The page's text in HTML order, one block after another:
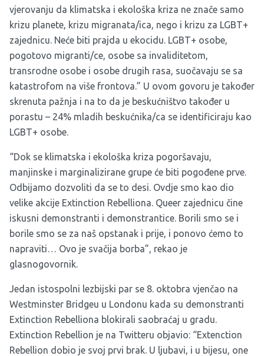
vjerovanju da klimatska i ekološka kriza ne znače samo
krizu planete, krizu migranata/ica, nego i krizu za LGBT+
zajednicu. Neće biti prajda u ekocidu. LGBT+ osobe,
pogotovo migranti/ce, osobe sa invaliditetom,
transrodne osobe i osobe drugih rasa, suočavaju se sa
katastrofom na više frontova.” U ovom govoru je također
skrenuta pažnja i na to da je beskućništvo također u
porastu – 24% mladih beskućnika/ca se identificiraju kao
LGBT+ osobe.
“Dok se klimatska i ekološka kriza pogoršavaju,
manjinske i marginalizirane grupe će biti pogođene prve.
Odbijamo dozvoliti da se to desi. Ovdje smo kao dio
velike akcije Extinction Rebelliona. Queer zajednicu čine
iskusni demonstranti i demonstrantice. Borili smo se i
borile smo se za naš opstanak i prije, i ponovo ćemo to
napraviti… Ovo je svačija borba”, rekao je
glasnogovornik.
Jedan istospolni lezbijski par se 8. oktobra vjenčao na
Westminster Bridgeu u Londonu kada su demonstranti
Extinction Rebelliona blokirali saobraćaj u gradu.
Extinction Rebellion je na Twitteru objavio: “Extenction
Rebellion dobio je svoj prvi brak. U ljubavi, i u bijesu, one